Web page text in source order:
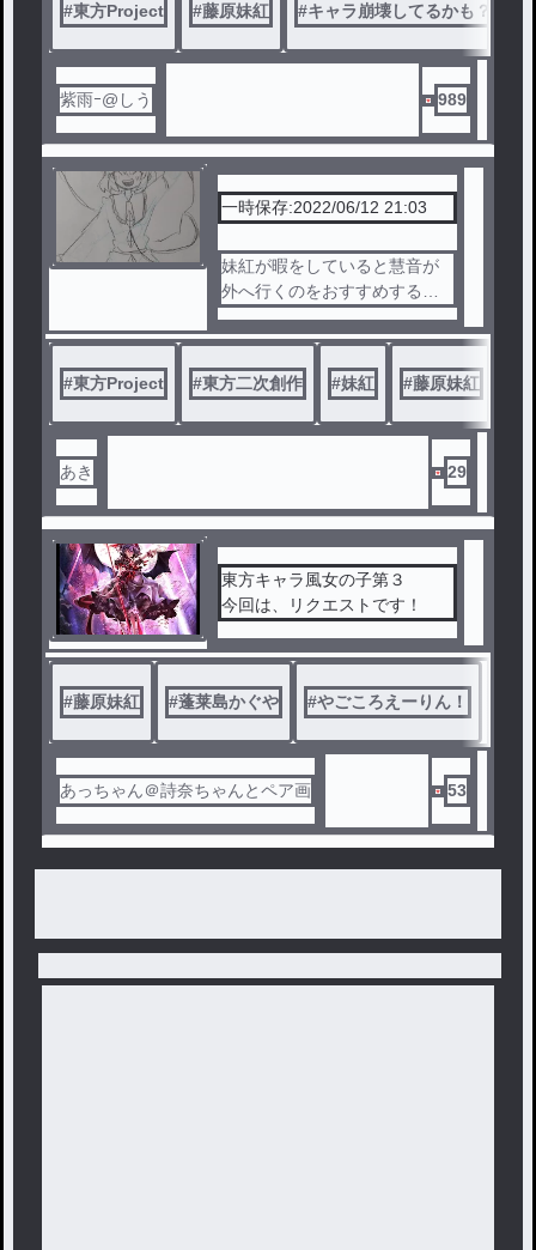
#東方Project #藤原妹紅 #キャラ崩壊してるかも？
紫雨ｰ@しう 989
一時保存:2022/06/12 21:03
妹紅が暇をしていると慧音が
外へ行くのをおすすめする。
するとある人物が現れて…
#東方Project #東方二次創作 #妹紅 #藤原妹紅
あき 29
東方キャラ風女の子第３
今回は、リクエストです！
#藤原妹紅 #蓬莱島かぐや #やごころえーりん！
あっちゃん＠詩奈ちゃんとペア画 53